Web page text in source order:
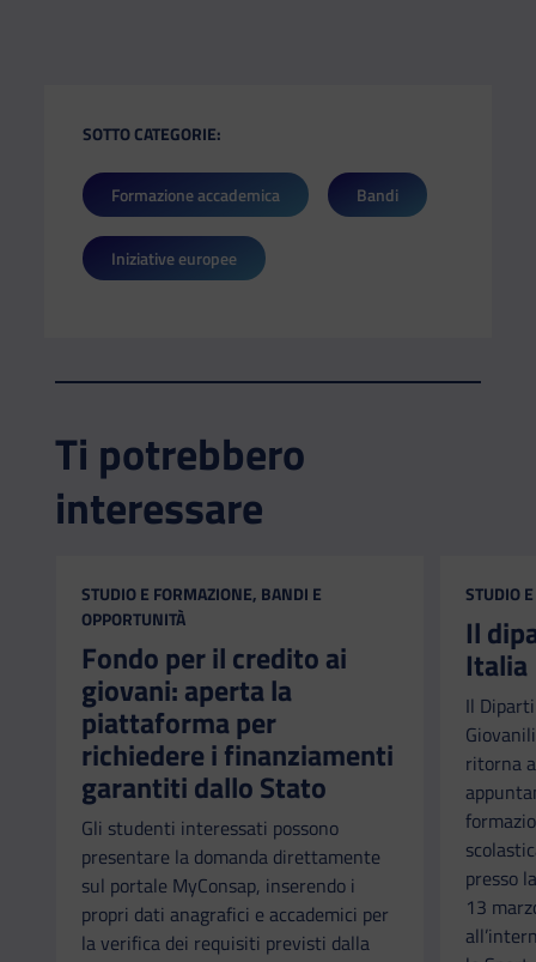
SOTTO CATEGORIE:
Formazione accademica Bandi
Iniziative europee
Ti potrebbero
interessare
CATEGORIA:
STUDIO E FORMAZIONE, BANDI E
OPPORTUNITÀ
Fondo per il credito ai
giovani: aperta la
piattaforma per
richiedere i finanziamenti
garantiti dallo Stato
Gli studenti interessati possono
presentare la domanda direttamente
sul portale MyConsap, inserendo i
propri dati anagrafici e accademici per
la verifica dei requisiti previsti dalla
STUDIO
Il
Italia
Il
ritorna
presso
13